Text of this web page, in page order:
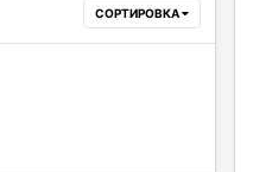
СОРТИРОВКА